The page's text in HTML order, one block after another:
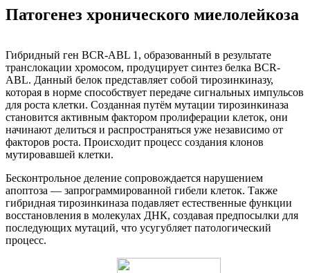
Патогенез хронического миелолейкоза
Гибридный ген BCR-ABL 1, образованный в результате
транслокации хромосом, продуцирует синтез белка BCR-
ABL. Данный белок представляет собой тирозинкиназу,
которая в норме способствует передаче сигнальных импульсов
для роста клетки. Созданная путём мутации тирозинкиназа
становится активным фактором пролиферации клеток, они
начинают делиться и распространяться уже независимо от
факторов роста. Происходит процесс создания клонов
мутировавшей клетки.
Бесконтрольное деление сопровождается нарушением
апоптоза — запрограммированной гибели клеток. Также
гибридная тирозинкиназа подавляет естественные функции
восстановления в молекулах ДНК, создавая предпосылки для
последующих мутаций, что усугубляет патологический
процесс.